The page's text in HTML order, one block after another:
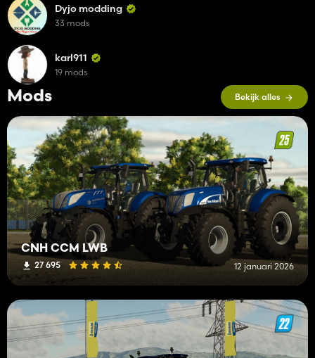
Mods Bekijk alles
CNH CCM LWB
27 695 12 januari 2026
Dyjo modding
33 mods
karl911
19 mods